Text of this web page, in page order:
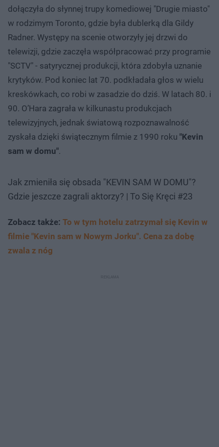
dołączyła do słynnej trupy komediowej "Drugie miasto"
w rodzimym Toronto, gdzie była dublerką dla Gildy
Radner. Występy na scenie otworzyły jej drzwi do
telewizji, gdzie zaczęła współpracować przy programie
"SCTV" - satyrycznej produkcji, która zdobyła uznanie
krytyków. Pod koniec lat 70. podkładała głos w wielu
kreskówkach, co robi w zasadzie do dziś. W latach 80. i
90. O’Hara zagrała w kilkunastu produkcjach
telewizyjnych, jednak światową rozpoznawalność
zyskała dzięki świątecznym filmie z 1990 roku "Kevin
sam w domu".
Jak zmieniła się obsada "KEVIN SAM W DOMU"?
Gdzie jeszcze zagrali aktorzy? | To Się Kręci #23
Zobacz także: To w tym hotelu zatrzymał się Kevin w
filmie "Kevin sam w Nowym Jorku". Cena za dobę
zwala z nóg